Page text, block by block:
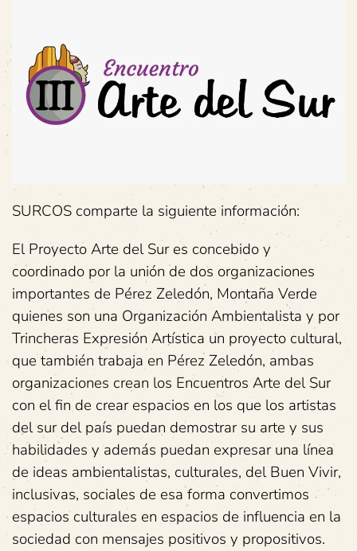
SURCOS comparte la siguiente información:
El Proyecto Arte del Sur es concebido y
coordinado por la unión de dos organizaciones
importantes de Pérez Zeledón, Montaña Verde
quienes son una Organización Ambientalista y por
Trincheras Expresión Artística un proyecto cultural,
que también trabaja en Pérez Zeledón, ambas
organizaciones crean los Encuentros Arte del Sur
con el fin de crear espacios en los que los artistas
del sur del país puedan demostrar su arte y sus
habilidades y además puedan expresar una línea
de ideas ambientalistas, culturales, del Buen Vivir,
inclusivas, sociales de esa forma convertimos
espacios culturales en espacios de influencia en la
sociedad con mensajes positivos y propositivos.